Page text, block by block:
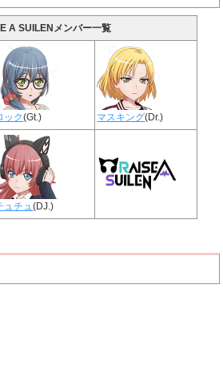
A SUILENメンバー一覧
ック(Gt.) マスキング(Dr.)
ュチュ(DJ.)